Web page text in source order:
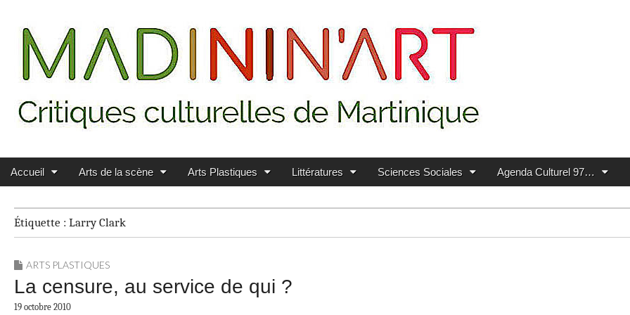
MADININ'ART
Main menu
Skip to content
Accueil Arts de la scène Arts Plastiques Littératures Sciences Sociales Agenda Culturel 97…
Étiquette : Larry Clark
ARTS PLASTIQUES
La censure, au service de qui ?
19 octobre 2010